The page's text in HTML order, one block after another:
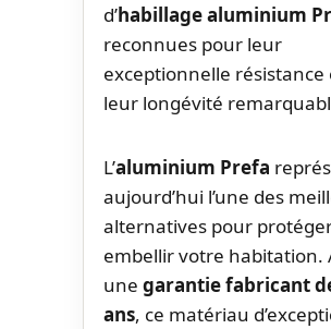
d’habillage aluminium
reconnues pour leur
exceptionnelle résistance
leur longévité
L’aluminium Prefa
aujourd’hui l’une des
alternatives pour
embellir votre habitation.
une garantie fabricant
ans, ce matériau